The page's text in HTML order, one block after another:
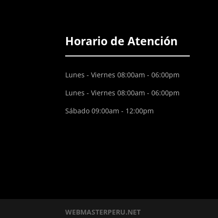
Horario de Atención
Lunes - Viernes 08:00am - 06:00pm
Lunes - Viernes 08:00am - 06:00pm
Sábado 09:00am - 12:00pm
WEBMASTERPERU.NET